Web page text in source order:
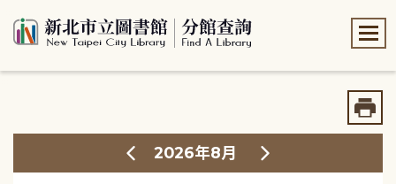
2026年8月